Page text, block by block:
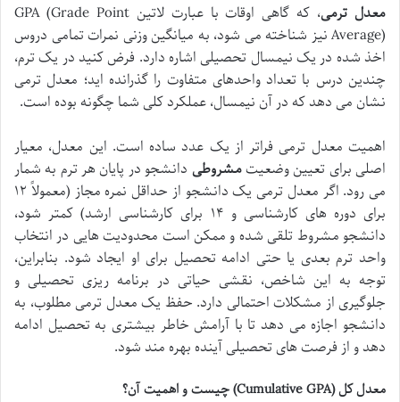
معدل ترمی
، که گاهی اوقات با عبارت لاتین GPA (Grade Point
Average) نیز شناخته می شود، به میانگین وزنی نمرات تمامی دروس
اخذ شده در یک نیمسال تحصیلی اشاره دارد. فرض کنید در یک ترم،
چندین درس با تعداد واحدهای متفاوت را گذرانده اید؛ معدل ترمی
نشان می دهد که در آن نیمسال، عملکرد کلی شما چگونه بوده است.
اهمیت معدل ترمی فراتر از یک عدد ساده است. این معدل، معیار
اصلی برای تعیین وضعیتمشروطی دانشجو در پایان هر ترم به شمار
می رود. اگر معدل ترمی یک دانشجو از حداقل نمره مجاز (معمولاً ۱۲
برای دوره های کارشناسی و ۱۴ برای کارشناسی ارشد) کمتر شود،
دانشجو مشروط تلقی شده و ممکن است محدودیت هایی در انتخاب
واحد ترم بعدی یا حتی ادامه تحصیل برای او ایجاد شود. بنابراین،
توجه به این شاخص، نقشی حیاتی در برنامه ریزی تحصیلی و
جلوگیری از مشکلات احتمالی دارد. حفظ یک معدل ترمی مطلوب، به
دانشجو اجازه می دهد تا با آرامش خاطر بیشتری به تحصیل ادامه
دهد و از فرصت های تحصیلی آینده بهره مند شود.
معدل کل (Cumulative GPA) چیست و اهمیت آن؟